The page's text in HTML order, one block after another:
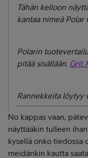
Tähän kelloon
kantaa nimeä Polar
Polarin
pitää sisällään. Grit
Rannekkeita löytyy
No kappas vaan,
näyttääkin tulleen
kysellä onko tiedossa
meidänkin kautta